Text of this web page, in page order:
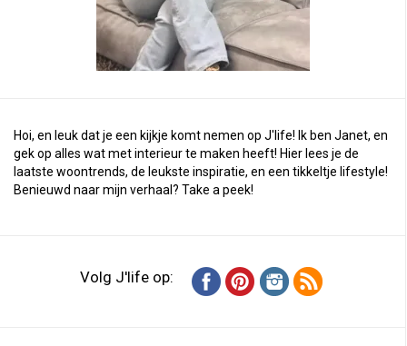
Hoi, en leuk dat je een kijkje komt nemen op J'life! Ik ben Janet, en
gek op alles wat met interieur te maken heeft! Hier lees je de
laatste woontrends, de leukste inspiratie, en een tikkeltje lifestyle!
Benieuwd naar mijn verhaal? Take a peek!
Volg J'life op: